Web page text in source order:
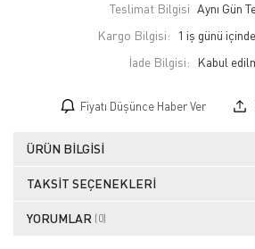
Teslimat Bilgisi Aynı Gün
Kargo Bilgisi:
1 iş günü
İade Bilgisi:
Fiyatı Düşünce Haber Ver
ÜRÜN BILGISI
TAKSIT SEÇENEKLERI
YORUMLAR (0)